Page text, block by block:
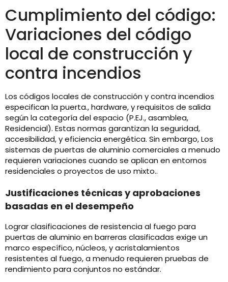
Cumplimiento del código:
Variaciones del código
local de construcción y
contra incendios
Los códigos locales de construcción y contra incendios
especifican la puerta., hardware, y requisitos de salida
según la categoría del espacio (P.EJ., asamblea,
Residencial). Estas normas garantizan la seguridad,
accesibilidad, y eficiencia energética. Sin embargo, Los
sistemas de puertas de aluminio comerciales a menudo
requieren variaciones cuando se aplican en entornos
residenciales o proyectos de uso mixto..
Justificaciones técnicas y aprobaciones
basadas en el desempeño
Lograr clasificaciones de resistencia al fuego para
puertas de aluminio en barreras clasificadas exige un
marco específico, núcleos, y acristalamientos
resistentes al fuego, a menudo requieren pruebas de
rendimiento para conjuntos no estándar.